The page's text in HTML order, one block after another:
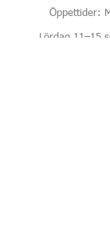
Öppettider:
Lördag 11–15